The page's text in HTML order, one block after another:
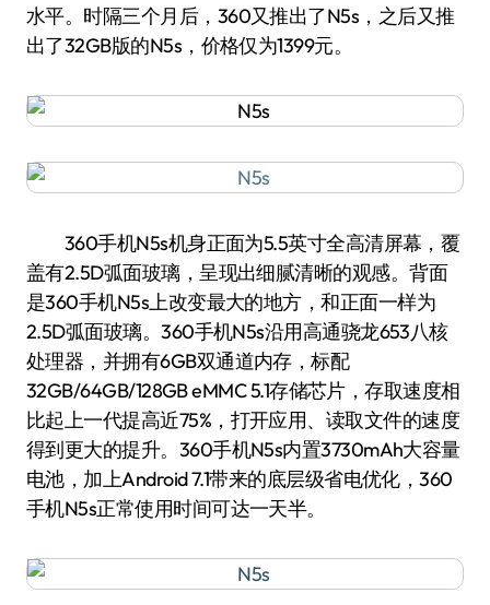
水平。时隔三个月后，360又推出了N5s，之后又推
出了32GB版的N5s，价格仅为1399元。
360手机N5s机身正面为5.5英寸全高清屏幕，覆
盖有2.5D弧面玻璃，呈现出细腻清晰的观感。背面
是360手机N5s上改变最大的地方，和正面一样为
2.5D弧面玻璃。360手机N5s沿用高通骁龙653八核
处理器，并拥有6GB双通道内存，标配
32GB/64GB/128GB eMMC 5.1存储芯片，存取速度相
比起上一代提高近75%，打开应用、读取文件的速度
得到更大的提升。360手机N5s内置3730mAh大容量
电池，加上Android 7.1带来的底层级省电优化，360
手机N5s正常使用时间可达一天半。